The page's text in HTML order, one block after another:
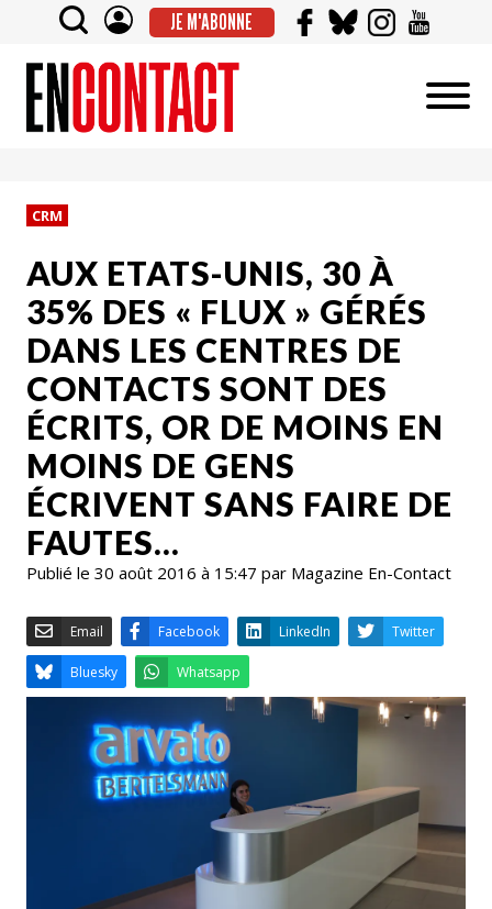
JE M'ABONNE
CRM
AUX ETATS-UNIS, 30 À
35% DES « FLUX » GÉRÉS
DANS LES CENTRES DE
CONTACTS SONT DES
ÉCRITS, OR DE MOINS EN
MOINS DE GENS
ÉCRIVENT SANS FAIRE DE
FAUTES…
Publié le 30 août 2016 à 15:47 par Magazine En-Contact
Email Facebook LinkedIn
Whatsapp